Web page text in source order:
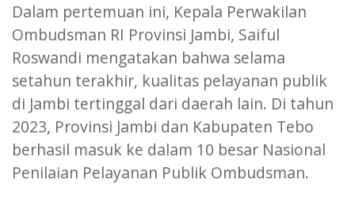
Dalam pertemuan ini, Kepala Perwakilan
Ombudsman RI Provinsi Jambi, Saiful
Roswandi mengatakan bahwa selama
setahun terakhir, kualitas pelayanan publik
di Jambi tertinggal dari daerah lain. Di tahun
2023, Provinsi Jambi dan Kabupaten Tebo
berhasil masuk ke dalam 10 besar Nasional
Penilaian Pelayanan Publik Ombudsman.